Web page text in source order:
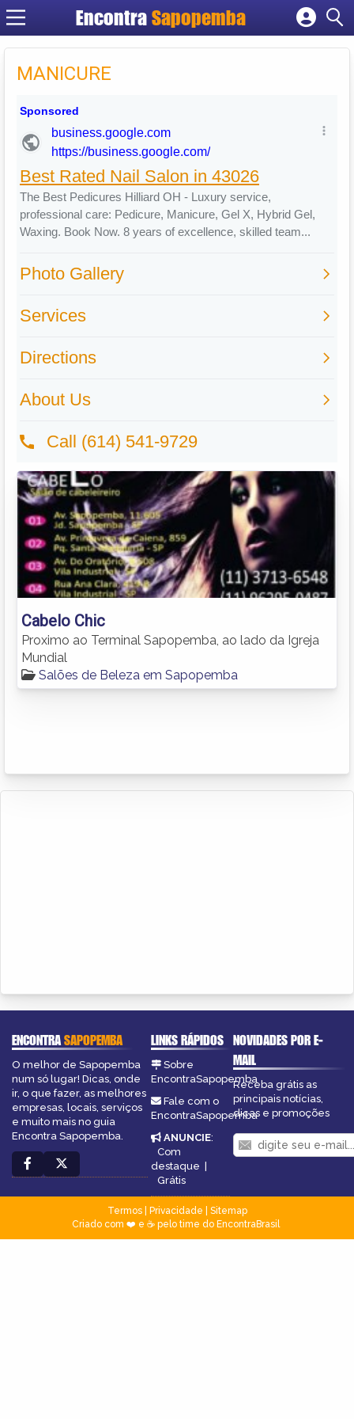
Encontra Sapopemba
Cadastrar empresa
MANICURE
Cabelo Chic
Proximo ao Terminal Sapopemba, ao lado da Igreja
Mundial
Salões de Beleza em Sapopemba
ENCONTRASAPOPEMBA
O melhor de Sapopemba
num só lugar! Dicas, onde
ir, o que fazer, as melhores
empresas, locais, serviços
e muito mais no guia
Encontra Sapopemba.
LINKS RÁPIDOS
Sobre
EncontraSapopemba
Fale com o
EncontraSapopemba
ANUNCIE:
Com
destaque |
Grátis
NOVIDADES POR E-
MAIL
Receba grátis as
principais notícias,
dicas e promoções
Termos| Privacidade
Sitemap
Criado com ❤️ e ☕ pelo time do EncontraBrasil